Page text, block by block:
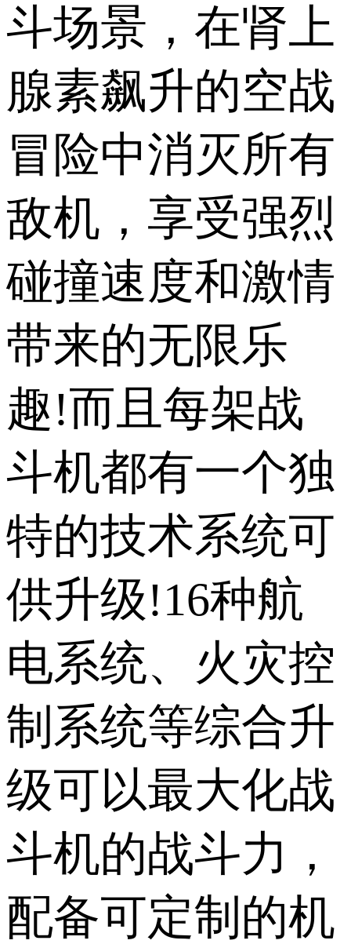
斗场景，在肾上
腺素飙升的空战
冒险中消灭所有
敌机，享受强烈
碰撞速度和激情
带来的无限乐
趣!而且每架战
斗机都有一个独
特的技术系统可
供升级!16种航
电系统、火灾控
制系统等综合升
级可以最大化战
斗机的战斗力，
配备可定制的机